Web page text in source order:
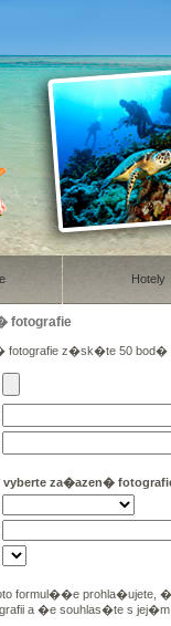
Hotely
fotografie
fotografie z�sk�te 50
za�azen�
formul��e
a �e souhlas�te s jej�m